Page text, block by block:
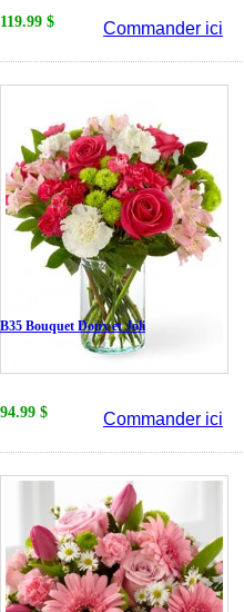
119.99 $ Commander ici
B35 Bouquet Doux et Joli
94.99 $ Commander ici